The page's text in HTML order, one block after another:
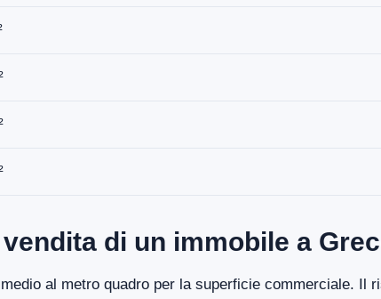
di un immobile a
al metro quadro per la superficie commerciale. Il